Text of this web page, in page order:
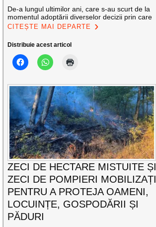
De-a lungul ultimilor ani, care s-au scurt de la
momentul adoptării diverselor decizii prin care
CITEȘTE MAI DEPARTE
Distribuie acest articol
ZECI DE HECTARE MISTUITE ȘI
ZECI DE POMPIERI MOBILIZAȚI
PENTRU A PROTEJA OAMENI,
LOCUINȚE, GOSPODĂRII ȘI
PĂDURI